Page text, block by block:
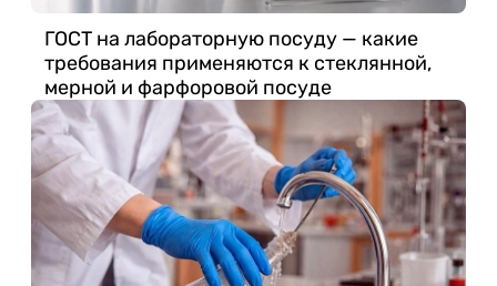
ГОСТ на лабораторную посуду — какие
требования применяются к стеклянной,
мерной и фарфоровой посуде